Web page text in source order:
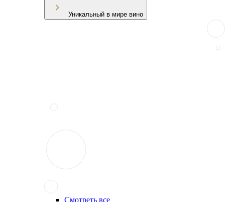
Уникальный в мире вино
Смотреть все